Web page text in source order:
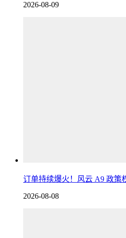
2026-08-09
订单持续爆火！风云 A9 政策
2026-08-08